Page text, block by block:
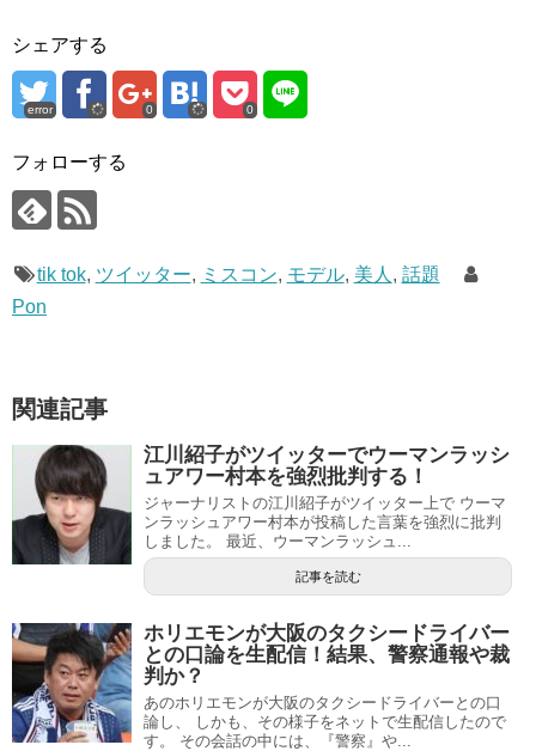
シェアする
error 0 0
フォローする
tik tok, ツイッター, ミスコン, モデル, 美人 , 話題
Pon
関連記事
江川紹子がツイッターでウーマンラッシ
ュアワー村本を強烈批判する！
ジャーナリストの江川紹子がツイッター上で ウーマ
ンラッシュアワー村本が投稿した言葉を強烈に批判
しました。 最近、ウーマンラッシュ...
記事を読む
ホリエモンが大阪のタクシードライバー
との口論を生配信！結果、警察通報や裁
判か？
あのホリエモンが大阪のタクシードライバーとの口
論し、 しかも、その様子をネットで生配信したので
す。 その会話の中には、『警察』や...